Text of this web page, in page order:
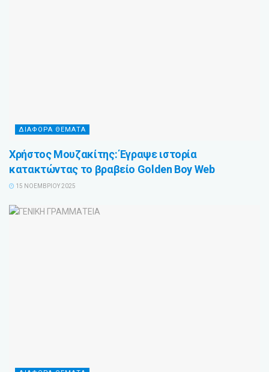
ΔΙΆΦΟΡΑ ΘΈΜΑΤΑ
Χρήστος Μουζακίτης: Έγραψε ιστορία
κατακτώντας το βραβείο Golden Boy Web
15 ΝΟΕΜΒΡΊΟΥ 2025